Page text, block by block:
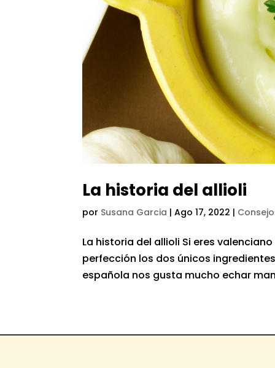
La historia del allioli
por Susana Garcia |Ago 17, 2022 |
La historia del allioli Si eres
perfección los dos únicos
española nos gusta mucho echar